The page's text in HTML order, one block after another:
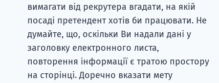
вимагати від рекрутера вгадати, на якій
посаді претендент хотів би працювати. Не
думайте, що, оскільки Ви надали дані у
заголовку електронного листа,
повторення інформації є тратою простору
на сторінці. Доречно вказати мету